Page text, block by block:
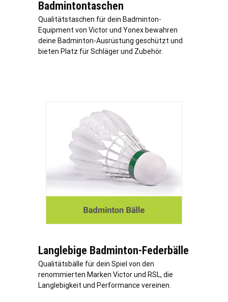
Badmintontaschen
Qualitätstaschen für dein Badminton-
Equipment von Victor und Yonex bewahren
deine Badminton-Ausrüstung geschützt und
bieten Platz für Schläger und Zubehör.
Langlebige Badminton-Federbälle
Qualitätsbälle für dein Spiel von den
renommierten Marken Victor und RSL, die
Langlebigkeit und Performance vereinen.